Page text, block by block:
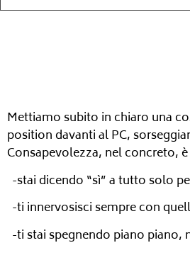
Mettiamo subito in chiaro una
position davanti al PC,
Consapevolezza, nel concreto,
-stai dicendo “sì” a tutto solo
-ti innervosisci sempre con
-ti stai spegnendo piano piano,